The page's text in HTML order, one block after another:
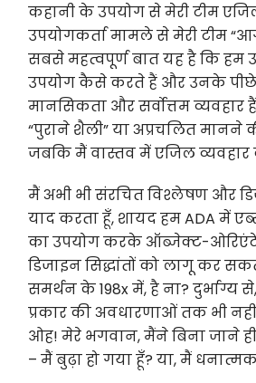
कहानी के उपयोग से मेरी टीम
उपयोगकर्ता मामले से मेरी टीम
सबसे महत्वपूर्ण बात यह है कि हम
उपयोग कैसे करते हैं और उनके
मानसिकता और सर्वोत्तम
“पुराने शैली” या अप्रचलित मानने
जबकि मैं वास्तव में एजिल व्यवहार
मैं अभी भी संरचित विश्लेषण और
याद करता हूँ, शायद हम ADA में
का उपयोग करके ऑब्जेक्ट-
डिजाइन सिद्धांतों को लागू कर
समर्थन के 198x में, है ना? दुर्भाग्य
प्रकार की अवधारणाओं तक भी
ओह! मेरे भगवान, मैंने बिना जाने
– मैं बुढ़ा हो गया हूँ? या, मैं